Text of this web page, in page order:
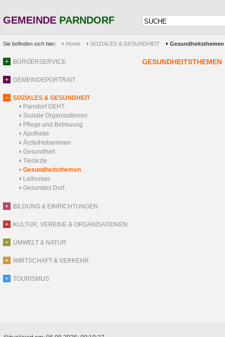
GEMEINDE PARNDORF
Sie befinden sich hier: Home SOZIALES & GESUNDHEIT Gesundheitsthemen
BÜRGERSERVICE
GEMEINDEPORTRAIT
SOZIALES & GESUNDHEIT
Parndorf GEHT
Soziale Organisationen
Pflege und Betreuung
Apotheke
Ärzte/Hebammen
Gesundheit
Tierärzte
Gesundheitsthemen
Leihomas
Gesundes Dorf
BILDUNG & EINRICHTUNGEN
KULTUR, VEREINE & ORGANISATIONEN
UMWELT & NATUR
WIRTSCHAFT & VERKEHR
TOURISMUS
GESUNDHEITSTHEMEN